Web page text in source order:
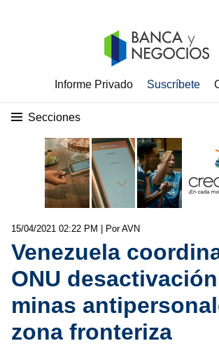
Informe Privado Suscríbete
Secciones
15/04/2021 02:22 PM | Por AVN
Venezuela
ONU
minas
zona fronteriza